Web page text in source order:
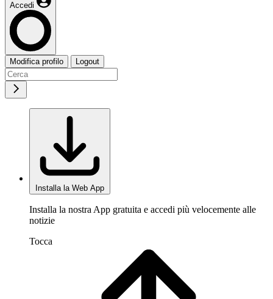
Accedi
Modifica profilo Logout
Installa la Web App
Installa la nostra App gratuita e accedi più velocemente alle
notizie
Tocca